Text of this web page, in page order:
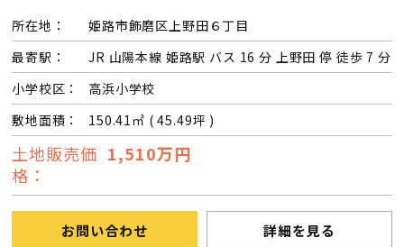
所在地：
姫路市飾磨区上野田６丁目
最寄駅：
JR 山陽本線 姫路駅 バス 16 分 上野田 停 徒歩 7 分
小学校区：
高浜小学校
敷地面積：
150.41㎡ ( 45.49坪 )
土地販売価
格：
1,510万円
お問い合わせ 詳細を見る